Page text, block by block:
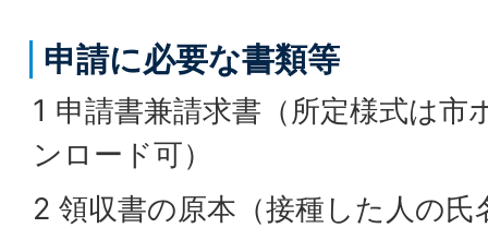
申請に必要な書類等
1 申請書兼請求書（所定様式は市
ンロード可）
2 領収書の原本（接種した人の